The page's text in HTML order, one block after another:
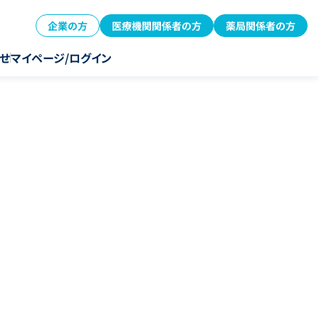
企業の方 医療機関関係者の方 薬局関係者の方
マイページ/ログイン